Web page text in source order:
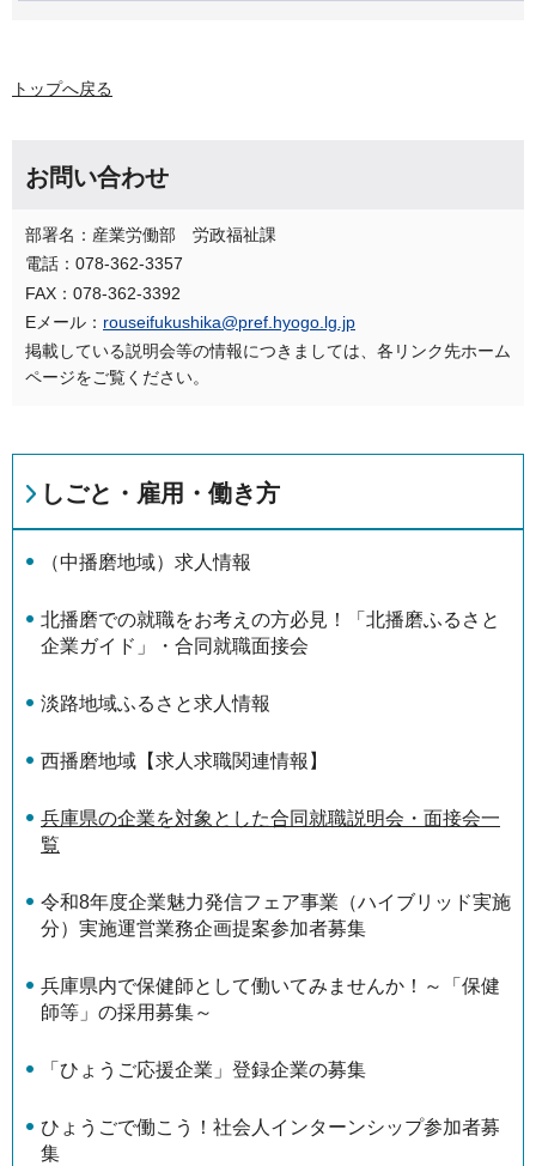
トップへ戻る
お問い合わせ
部署名：産業労働部 労政福祉課
電話：078-362-3357
FAX：078-362-3392
Eメール： rouseifukushika@pref.hyogo.lg.jp
掲載している説明会等の情報につきましては、各リンク先ホーム
ページをご覧ください。
しごと・雇用・働き方
（中播磨地域）求人情報
北播磨での就職をお考えの方必見！「北播磨ふるさと
企業ガイド」・合同就職面接会
淡路地域ふるさと求人情報
西播磨地域【求人求職関連情報】
兵庫県の企業を対象とした合同就職説明会・面接会一
覧
令和8年度企業魅力発信フェア事業（ハイブリッド実施
分）実施運営業務企画提案参加者募集
兵庫県内で保健師として働いてみませんか！～「保健
師等」の採用募集～
「ひょうご応援企業」登録企業の募集
ひょうごで働こう！社会人インターンシップ参加者募
集